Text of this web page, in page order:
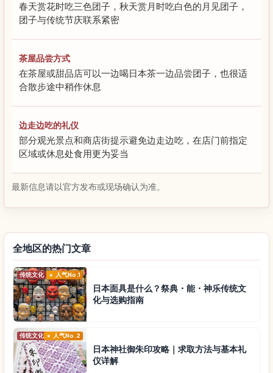
春天赏花时吃三色团子，秋天赏月时吃白色的月见团子，
团子与传统节庆联系紧密
茶屋品尝方式
在茶屋或甜品店可以一边喝日本茶一边品尝团子，也很适
合散步途中稍作休息
边走边吃的礼仪
部分观光景点和商店街提示避免边走边吃，在店门前指定
区域或休息处食用更为妥当
最新信息请以官方发布或现场确认为准。
全地区的热门文章
传统文化 人气No.1
日本面具是什么？祭典・能・神乐传统文
化与选购指南
传统文化 人气No.2
日本神社御朱印攻略｜求取方法与基本礼
仪详解